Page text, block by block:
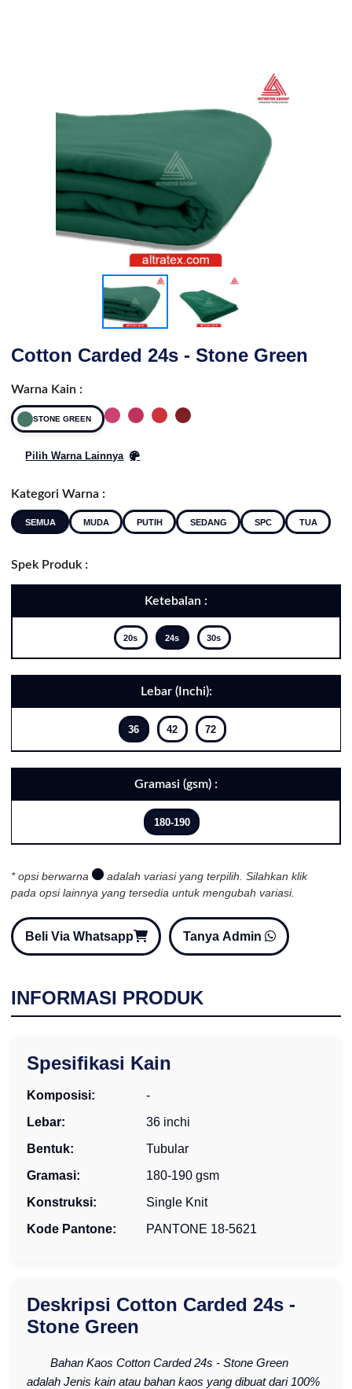
Cotton Carded 24s - Stone Green
Warna Kain :
STONE GREEN
Pilih Warna Lainnya
Kategori Warna :
SEMUA MUDA PUTIH SEDANG SPC TUA
Spek Produk :
Ketebalan :
20s 24s 30s
Lebar (Inchi):
36 42 72
Gramasi (gsm) :
180-190
* opsi berwarna
adalah variasi yang terpilih. Silahkan klik
pada opsi lainnya yang tersedia untuk mengubah variasi.
Beli Via Whatsapp Tanya Admin
INFORMASI PRODUK
Spesifikasi Kain
Komposisi:
-
Lebar:
36 inchi
Bentuk:
Tubular
Gramasi:
180-190 gsm
Konstruksi:
Single Knit
Kode Pantone:
PANTONE 18-5621
Deskripsi Cotton Carded 24s -
Stone Green
Bahan Kaos Cotton Carded 24s - Stone Green
adalah Jenis kain atau bahan kaos yang dibuat dari 100%